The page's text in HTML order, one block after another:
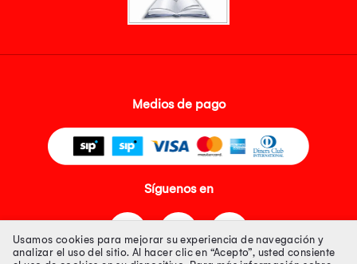
Medios de pago
Síguenos en
Usamos cookies para mejorar su experiencia de navegación y
analizar el uso del sitio. Al hacer clic en “Acepto”, usted consiente